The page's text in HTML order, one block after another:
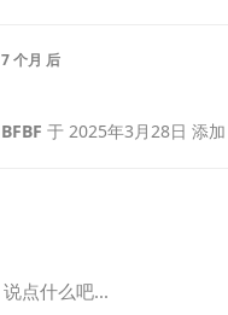
7 个月 后
BFBF 于 2025年3月28日 添加
说点什么吧...